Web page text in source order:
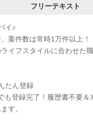
フリーテキスト
イ♪
案件数は常時1万件以上！
ライフスタイルに合わせた
たん登録
も登録完了！履歴書不要
す。